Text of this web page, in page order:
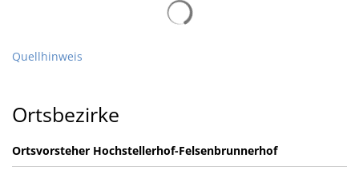
Quellhinweis
Ortsbezirke
Ortsvorsteher Hochstellerhof-Felsenbrunnerhof